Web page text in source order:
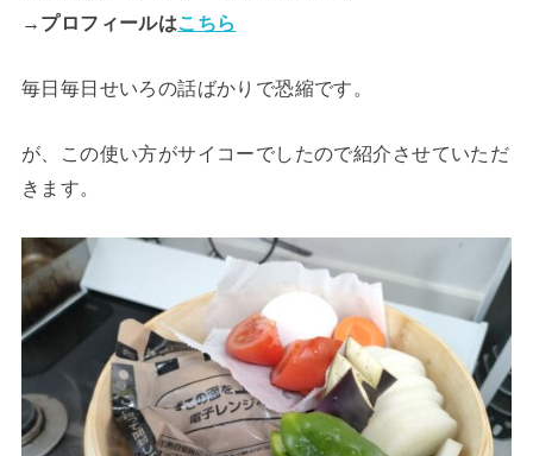
→プロフィールはこちら
毎日毎日せいろの話ばかりで恐縮です。
が、この使い方がサイコーでしたので紹介させていただ
きます。